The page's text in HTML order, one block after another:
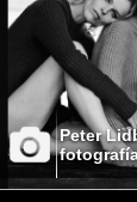
Peter